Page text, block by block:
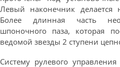
Левый наконечник делается
Более длинная часть
шпоночного паза, которая
ведомой звезды 2 ступени
Систему рулевого